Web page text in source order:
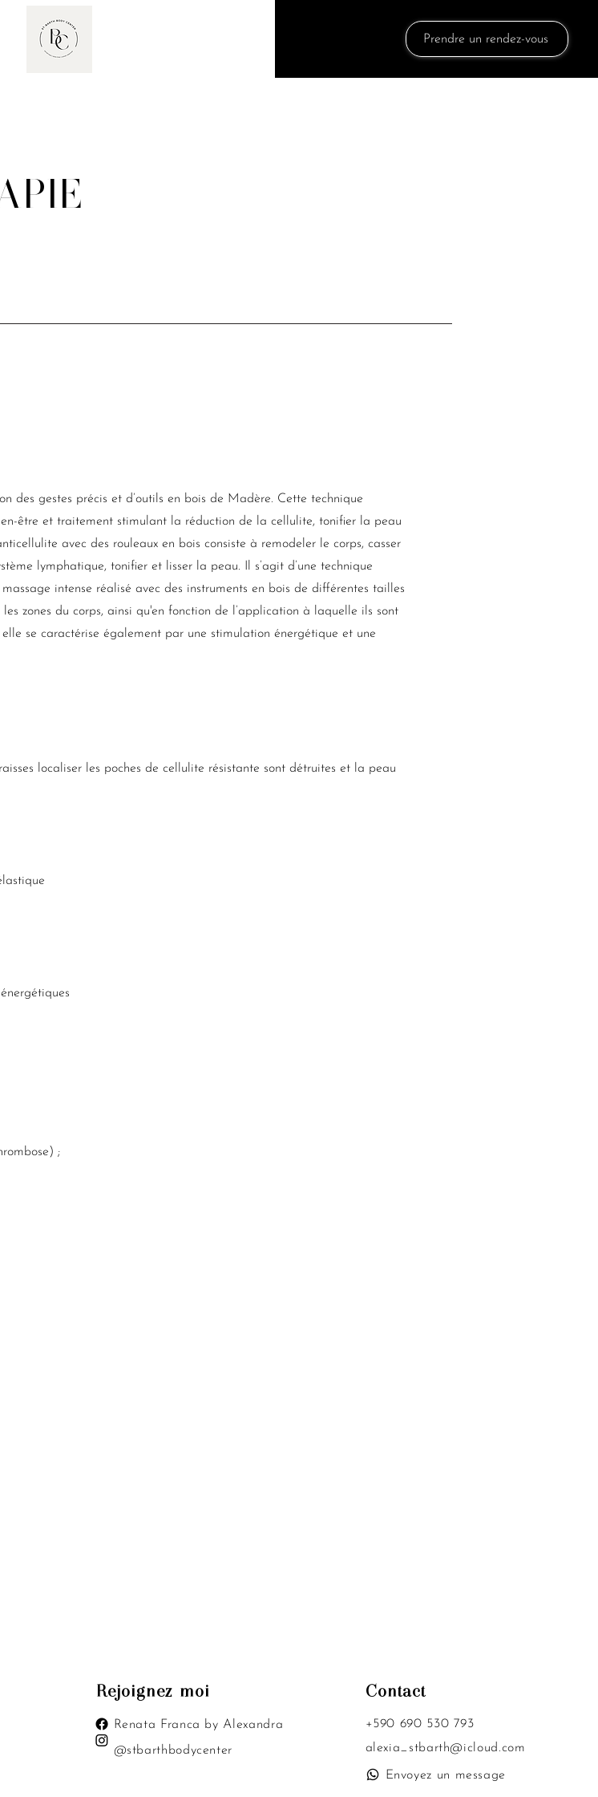
Prendre un rendez-vous
des gestes précis et d’outils en bois de Madère. Cette technique
être et traitement stimulant la réduction de la cellulite, tonifier la peau
avec des rouleaux en bois consiste à remodeler le corps, casser
lymphatique, tonifier et lisser la peau. Il s’agit d’une technique
intense réalisé avec des instruments en bois de différentes tailles
zones du corps, ainsi qu'en fonction de l’application à laquelle ils sont
se caractérise également par une stimulation énergétique et une
localiser les poches de cellulite résistante sont détruites et la peau
;
Rejoignez-moi
Renata Franca by Alexandra
@stbarthbodycenter
Contact
+590 690 530 793
alexia_stbarth@icloud.com
Envoyez un message